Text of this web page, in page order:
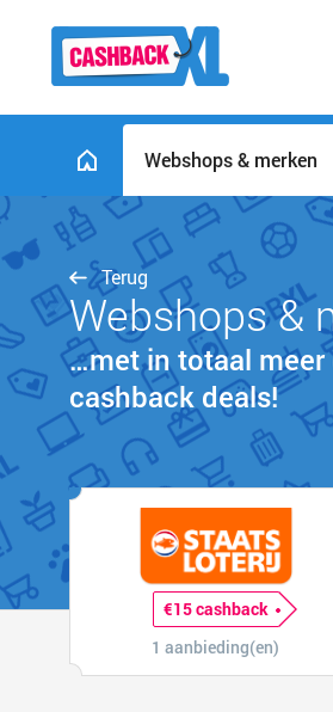
Webshops & merken
Terug
Webshops &
…met in totaal meer
cashback deals!
€15 cashback
1 aanbieding(en)